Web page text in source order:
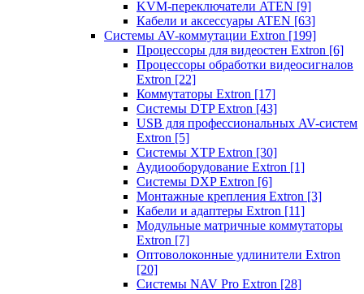
KVM-переключатели ATEN [9]
Кабели и аксессуары ATEN [63]
Системы AV-коммутации Extron [199]
Процессоры для видеостен Extron [6]
Процессоры обработки видеосигналов
Extron [22]
Коммутаторы Extron [17]
Системы DTP Extron [43]
USB для профессиональных AV-систем
Extron [5]
Системы XTP Extron [30]
Аудиооборудование Extron [1]
Системы DXP Extron [6]
Монтажные крепления Extron [3]
Кабели и адаптеры Extron [11]
Модульные матричные коммутаторы
Extron [7]
Оптоволоконные удлинители Extron
[20]
Системы NAV Pro Extron [28]